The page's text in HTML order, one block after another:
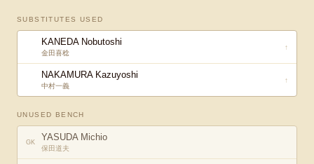
SUBSTITUTES USED
KANEDA Nobutoshi
金田喜稔
↑
NAKAMURA Kazuyoshi
中村一義
↑
UNUSED BENCH
GK YASUDA Michio
保田道夫